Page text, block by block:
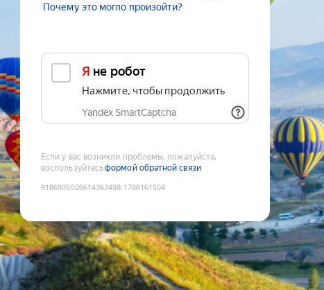
Почему это могло произойти?
Я не робот
Нажмите, чтобы продолжить
Yandex SmartCaptcha
Если у вас возникли проблемы, пожалуйста,
воспользуйтесьформой обратной связи
9186805026614363498:1786161504